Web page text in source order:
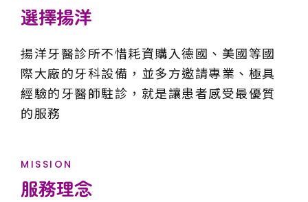
選擇揚洋
揚洋牙醫診所不惜耗資購入德國、美國等國
際大廠的牙科設備，並多方邀請專業、極具
經驗的牙醫師駐診，就是讓患者感受最優質
的服務
MISSION
服務理念